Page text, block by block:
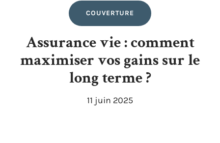
COUVERTURE
Assurance vie : comment
maximiser vos gains sur le
long terme ?
11 juin 2025